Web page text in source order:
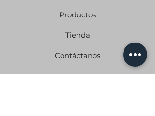
Productos
Tienda
Contáctanos